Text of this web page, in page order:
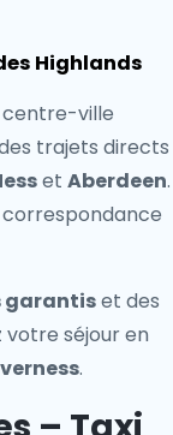
Highlands
centre-ville
trajets directs
et Aberdeen.
correspondance
garantiset des
séjour en
.